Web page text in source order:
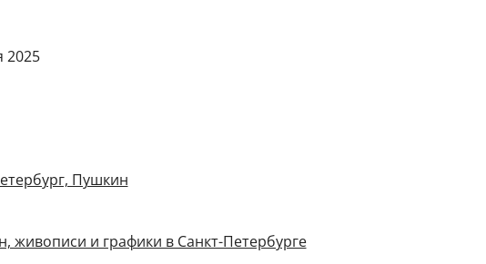
2025
Пушкин
живописи и графики в Санкт-Петербурге